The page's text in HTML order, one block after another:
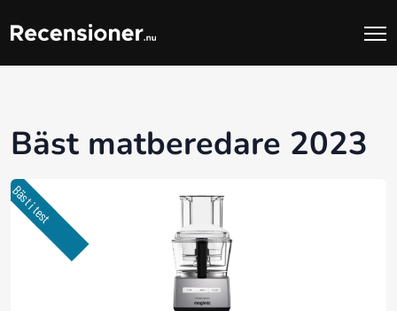
Bäst matberedare 2023
Bäst i test